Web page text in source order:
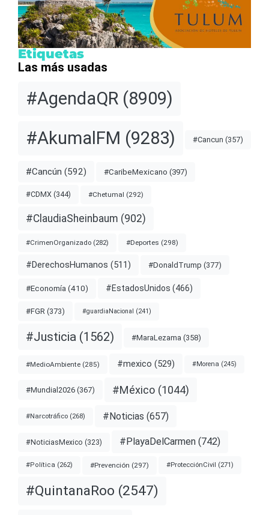
Etiquetas
Las más usadas
#AgendaQR (8909)
#AkumalFM (9283) #Cancun (357)
#Cancún (592) #CaribeMexicano (397)
#CDMX (344) #Chetumal (292)
#ClaudiaSheinbaum (902)
#CrimenOrganizado (282) #Deportes (298)
#DerechosHumanos (511) #DonaldTrump (377)
#Economía (410) #EstadosUnidos (466)
#FGR (373) #guardiaNacional (241)
#Justicia (1562) #MaraLezama (358)
#MedioAmbiente (285) #mexico (529) #Morena (245)
#Mundial2026 (367) #México (1044)
#Narcotráfico (268) #Noticias (657)
#NoticiasMexico (323) #PlayaDelCarmen (742)
#Política (262) #Prevención (297) #ProtecciónCivil (271)
#QuintanaRoo (2547)